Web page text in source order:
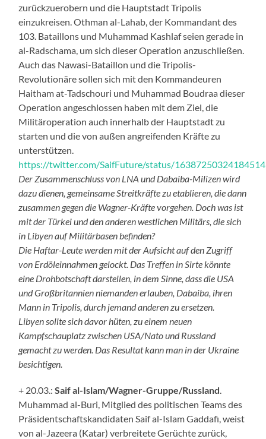
zurückzuerobern und die Hauptstadt Tripolis
einzukreisen. Othman al-Lahab, der Kommandant des
103. Bataillons und Muhammad Kashlaf seien gerade in
al-Radschama, um sich dieser Operation anzuschließen.
Auch das Nawasi-Bataillon und die Tripolis-
Revolutionäre sollen sich mit den Kommandeuren
Haitham at-Tadschouri und Muhammad Boudraa dieser
Operation angeschlossen haben mit dem Ziel, die
Militäroperation auch innerhalb der Hauptstadt zu
starten und die von außen angreifenden Kräfte zu
unterstützen.
https://twitter.com/SaifFuture/status/
Der Zusammenschluss von LNA und Dabaiba-Milizen wird
dazu dienen, gemeinsame Streitkräfte zu etablieren, die dann
zusammen gegen die Wagner-Kräfte vorgehen. Doch was ist
mit der Türkei und den anderen westlichen Militärs, die sich
in Libyen auf Militärbasen befinden?
Die Haftar-Leute werden mit der Aufsicht auf den Zugriff
von Erdöleinnahmen gelockt. Das Treffen in Sirte könnte
eine Drohbotschaft darstellen, in dem Sinne, dass die USA
und Großbritannien niemanden erlauben, Dabaiba, ihren
Mann in Tripolis, durch jemand anderen zu ersetzen.
Libyen sollte sich davor hüten, zu einem neuen
Kampfschauplatz zwischen USA/Nato und Russland
gemacht zu werden. Das Resultat kann man in der Ukraine
besichtigen.
+ 20.03.:Saif al-Islam/Wagner-Gruppe/Russland
Muhammad al-Buri, Mitglied des politischen Teams des
Präsidentschaftskandidaten Saif al-Islam Gaddafi, weist
von al-Jazeera (Katar) verbreitete Gerüchte zurück,